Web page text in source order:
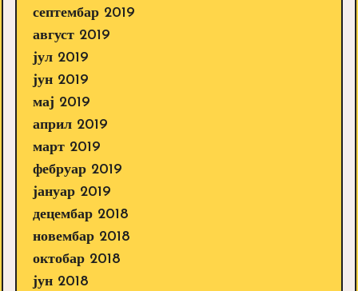
септембар 2019
август 2019
јул 2019
јун 2019
мај 2019
април 2019
март 2019
фебруар 2019
јануар 2019
децембар 2018
новембар 2018
октобар 2018
јун 2018